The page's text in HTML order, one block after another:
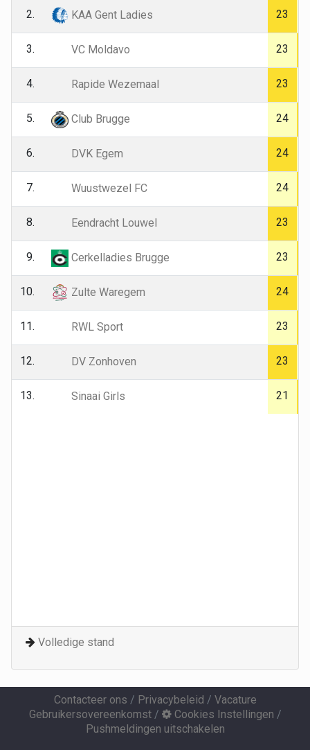
2. KAA Gent Ladies 23
3. VC Moldavo 23
4. Rapide Wezemaal 23
5. Club Brugge 24
6. DVK Egem 24
7. Wuustwezel FC 24
8. Eendracht Louwel 23
9. Cerkelladies Brugge 23
10. Zulte Waregem 24
11. RWL Sport 23
12. DV Zonhoven 23
13. Sinaai Girls 21
Volledige stand
Contacteer ons / Privacybeleid / Vacature
Gebruikersovereenkomst/ Cookies Instellingen /
Pushmeldingen uitschakelen